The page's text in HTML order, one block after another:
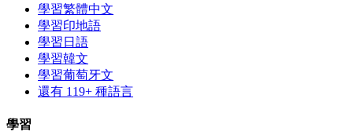
學習繁體中文
學習印地語
學習日語
學習韓文
學習葡萄牙文
還有 119+ 種語言
學習